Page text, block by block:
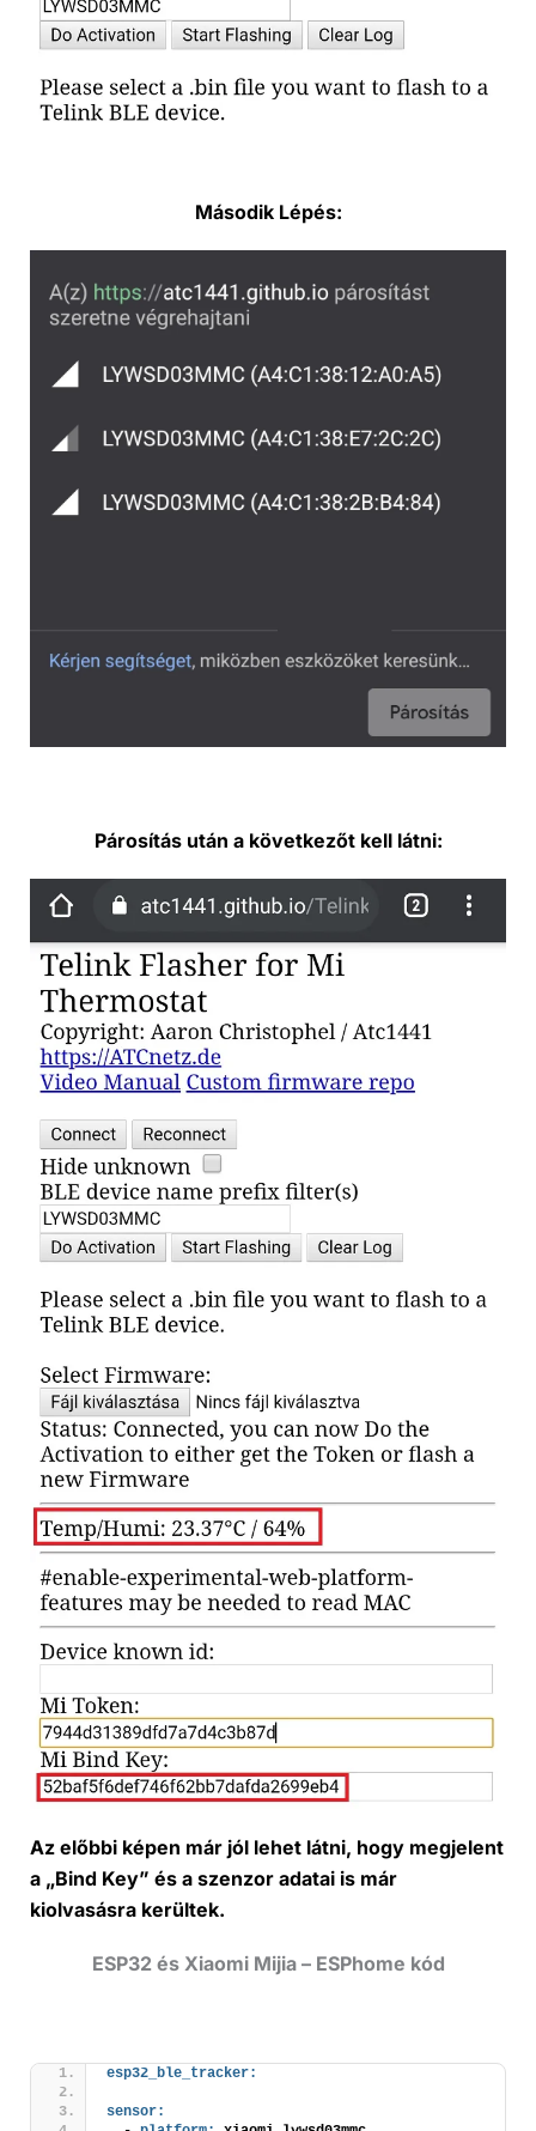
Második Lépés:
Párosítás után a következőt kell látni:
Az előbbi képen már jól lehet látni, hogy megjelent
a „Bind Key” és a szenzor adatai is már
kiolvasásra kerültek.
ESP32 és Xiaomi Mijia – ESPhome kód
esp32_ble_tracker:
sensor: